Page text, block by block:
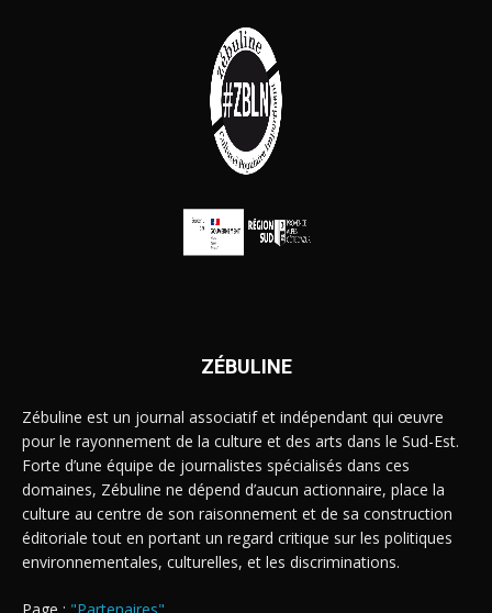
ZÉBULINE
Zébuline est un journal associatif et indépendant qui œuvre
pour le rayonnement de la culture et des arts dans le Sud-Est.
Forte d’une équipe de journalistes spécialisés dans ces
domaines, Zébuline ne dépend d’aucun actionnaire, place la
culture au centre de son raisonnement et de sa construction
éditoriale tout en portant un regard critique sur les politiques
environnementales, culturelles, et les discriminations.